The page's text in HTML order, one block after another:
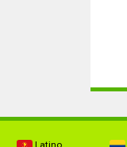
Latino